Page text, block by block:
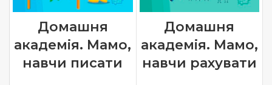
Домашня
академія. Мамо,
навчи писати
Домашня
академія. Мамо,
навчи рахувати